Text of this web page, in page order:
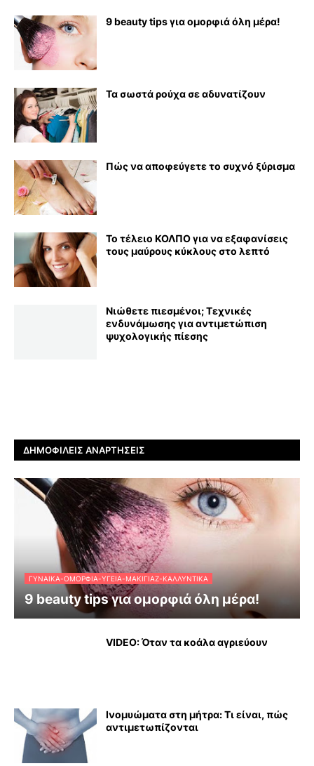
9 beauty tips για ομορφιά όλη μέρα!
Τα σωστά ρούχα σε αδυνατίζουν
Πώς να αποφεύγετε το συχνό ξύρισμα
Το τέλειο ΚΟΛΠΟ για να εξαφανίσεις
τους μαύρους κύκλους στο λεπτό
Νιώθετε πιεσμένοι; Τεχνικές
ενδυνάμωσης για αντιμετώπιση
ψυχολογικής πίεσης
ΔΗΜΟΦΙΛΕΊΣ ΑΝΑΡΤΉΣΕΙΣ
ΓΥΝΑΊΚΑ-ΟΜΟΡΦΙΆ-ΥΓΕΊΑ-ΜΑΚΙΓΙΆΖ-ΚΑΛΛΥΝΤΙΚΆ
9 beauty tips για ομορφιά όλη μέρα!
VIDEO: Όταν τα κοάλα αγριεύουν
Ινομυώματα στη μήτρα: Τι είναι, πώς
αντιμετωπίζονται